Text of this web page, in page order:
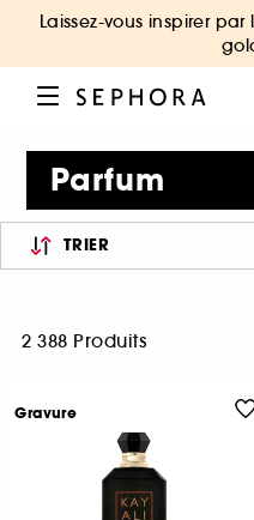
Laissez-vous inspirer
Parfum
TRIER
2 388 Produits
Gravure